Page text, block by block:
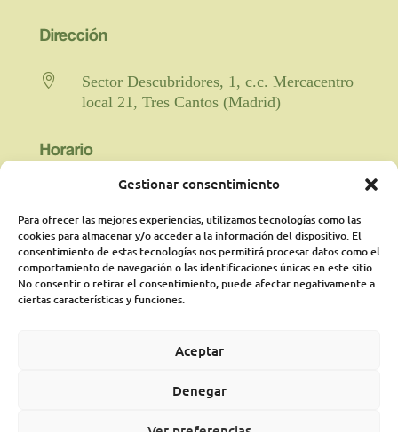
Gestionar consentimiento
Para ofrecer las mejores experiencias, utilizamos tecnologías como las
cookies para almacenar y/o acceder a la información del dispositivo. El
consentimiento de estas tecnologías nos permitirá procesar datos como el
comportamiento de navegación o las identificaciones únicas en este sitio.
No consentir o retirar el consentimiento, puede afectar negativamente a
ciertas características y funciones.
Aceptar
Denegar
Dirección

Sector Descubridores, 1, c.c. Mercacentro
local 21, Tres Cantos (Madrid)
Horario
viernes de 9:00 a 21:00 horas
ininterrumpido.
Psicología: Lunes de 18:00 a 21:00
presencialmente y martes online de 16:00a